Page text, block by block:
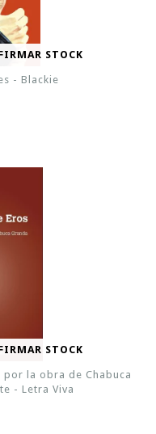
STOCK
- Blackie
STOCK
la obra de Chabuca
- Letra Viva